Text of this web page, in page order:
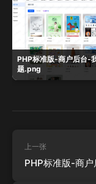
PHP标准版-商户后台-
题.png
上一张
PHP标准版-商